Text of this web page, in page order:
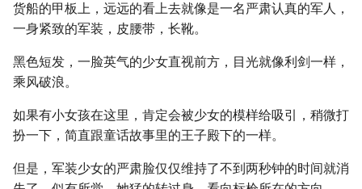
货船的甲板上，远远的看上去就像是一名严肃认真的军人，
一身紧致的军装，皮腰带，长靴。
黑色短发，一脸英气的少女直视前方，目光就像利剑一样，
乘风破浪。
如果有小女孩在这里，肯定会被少女的模样给吸引，稍微打
扮一下，简直跟童话故事里的王子殿下的一样。
但是，军装少女的严肃脸仅仅维持了不到两秒钟的时间就消